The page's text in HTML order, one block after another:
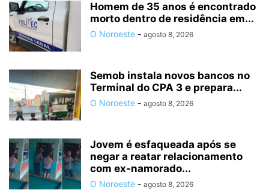
Homem de 35 anos é encontrado
morto dentro de residência em...
O Noroeste - agosto 8, 2026
Semob instala novos bancos no
Terminal do CPA 3 e prepara...
O Noroeste - agosto 8, 2026
Jovem é esfaqueada após se
negar a reatar relacionamento
com ex-namorado...
O Noroeste - agosto 8, 2026